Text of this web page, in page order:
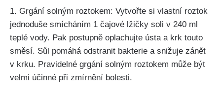
1. ⁢Grgání⁤ solným roztokem: Vytvořte ⁣si vlastní roztok
jednoduše‌ smícháním‌ 1⁣ čajové lžičky⁢ soli ‌v‍ 240 ml
teplé‍ vody.​ Pak ​postupně⁢ oplachujte ústa a krk touto
směsí. Sůl pomáhá odstranit bakterie⁢ a snižuje zánět
v krku. ⁣Pravidelné grgání ​solným roztokem může být‌
velmi ‌účinné při ​zmírnění bolesti.